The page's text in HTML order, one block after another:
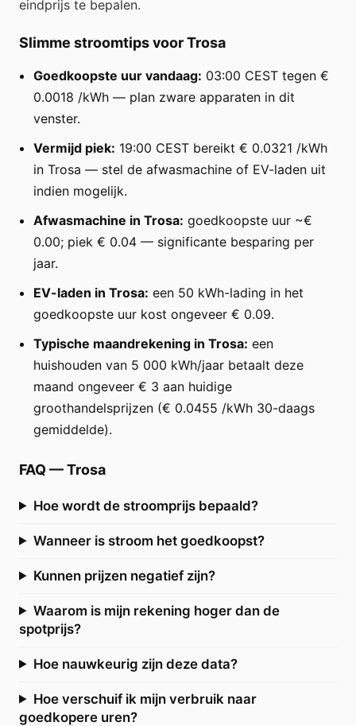
eindprijs te bepalen.
Slimme stroomtips voor Trosa
Goedkoopste uur vandaag: 03:00 CEST tegen €
0.0018 /kWh — plan zware apparaten in dit
venster.
Vermijd piek: 19:00 CEST bereikt € 0.0321 /kWh
in Trosa — stel de afwasmachine of EV-laden uit
indien mogelijk.
Afwasmachine in Trosa: goedkoopste uur ~€
0.00; piek € 0.04 — significante besparing per
jaar.
EV-laden in Trosa: een 50 kWh-lading in het
goedkoopste uur kost ongeveer € 0.09.
Typische maandrekening in Trosa: een
huishouden van 5 000 kWh/jaar betaalt deze
maand ongeveer € 3 aan huidige
groothandelsprijzen (€ 0.0455 /kWh 30-daags
gemiddelde).
FAQ —Trosa
Hoe wordt de stroomprijs bepaald?
Wanneer is stroom het goedkoopst?
Kunnen prijzen negatief zijn?
Waarom is mijn rekening hoger dan de
spotprijs?
Hoe nauwkeurig zijn deze data?
Hoe verschuif ik mijn verbruik naar
goedkopere uren?